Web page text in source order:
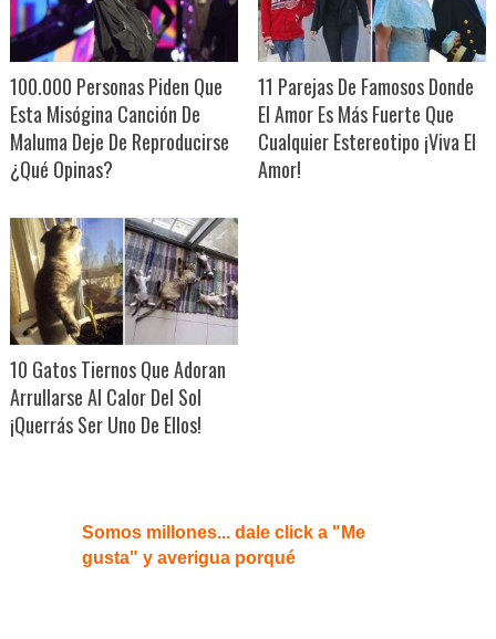
100.000 Personas Piden Que
Esta Misógina Canción De
Maluma Deje De Reproducirse
¿Qué Opinas?
11 Parejas De Famosos Donde
El Amor Es Más Fuerte Que
Cualquier Estereotipo ¡Viva El
Amor!
10 Gatos Tiernos Que Adoran
Arrullarse Al Calor Del Sol
¡Querrás Ser Uno De Ellos!
Somos millones... dale click a "Me
gusta" y averigua porqué